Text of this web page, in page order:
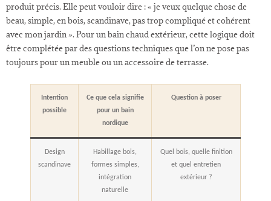
produit précis. Elle peut vouloir dire : « je veux quelque chose de
beau, simple, en bois, scandinave, pas trop compliqué et cohérent
avec mon jardin ». Pour un bain chaud extérieur, cette logique doit
être complétée par des questions techniques que l’on ne pose pas
toujours pour un meuble ou un accessoire de terrasse.
Intention
possible
Ce que cela signifie
pour un bain
nordique
Question à poser
Design
scandinave
Habillage bois,
formes simples,
intégration
naturelle
Quel bois, quelle finition
et quel entretien
extérieur ?